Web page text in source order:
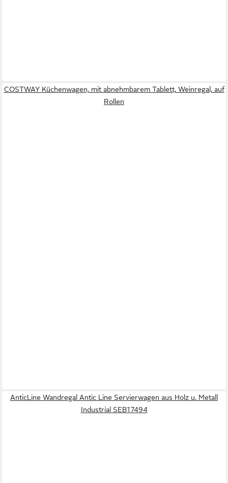
COSTWAY Küchenwagen, mit abnehmbarem Tablett, Weinregal, auf
Rollen
AnticLine Wandregal Antic Line Servierwagen aus Holz u. Metall
Industrial SEB17494